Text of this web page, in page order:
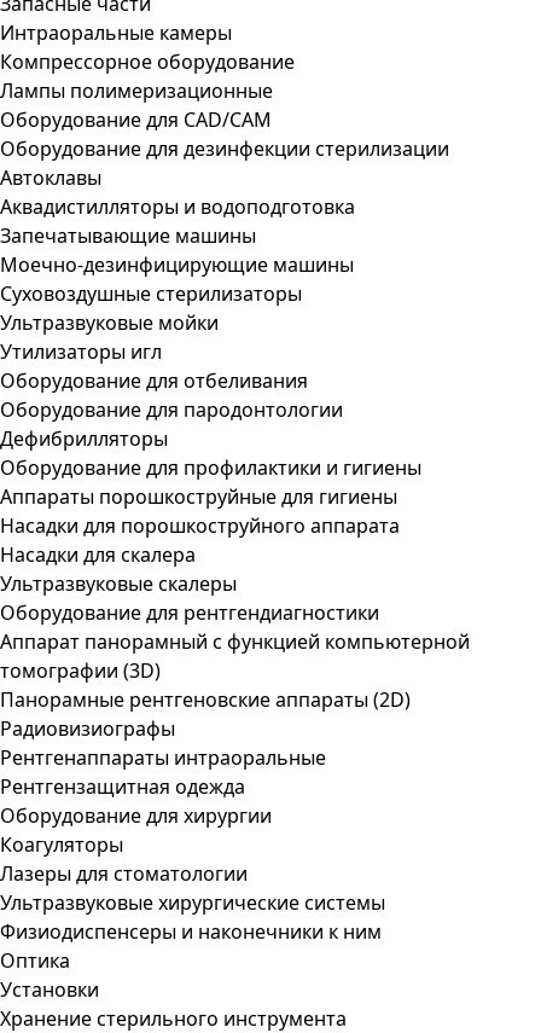
Интраоральные камеры
Компрессорное оборудование
Лампы полимеризационные
Оборудование для CAD/CAM
Оборудование для дезинфекции стерилизации
Автоклавы
Аквадистилляторы и водоподготовка
Запечатывающие машины
Моечно-дезинфицирующие машины
Суховоздушные стерилизаторы
Ультразвуковые мойки
Утилизаторы игл
Оборудование для отбеливания
Оборудование для пародонтологии
Дефибрилляторы
Оборудование для профилактики и гигиены
Аппараты порошкоструйные для гигиены
Насадки для порошкоструйного аппарата
Насадки для скалера
Ультразвуковые скалеры
Оборудование для рентгендиагностики
Аппарат панорамный с функцией компьютерной
томографии (3D)
Панорамные рентгеновские аппараты (2D)
Радиовизиографы
Рентгенаппараты интраоральные
Рентгензащитная одежда
Оборудование для хирургии
Коагуляторы
Лазеры для стоматологии
Ультразвуковые хирургические системы
Физиодиспенсеры и наконечники к ним
Оптика
Установки
Хранение стерильного инструмента